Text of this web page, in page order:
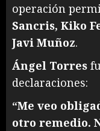
operación
Sancris, Kiko
Javi Muñoz.
Ángel Torres
declaraciones:
“Me veo
otro remedio.